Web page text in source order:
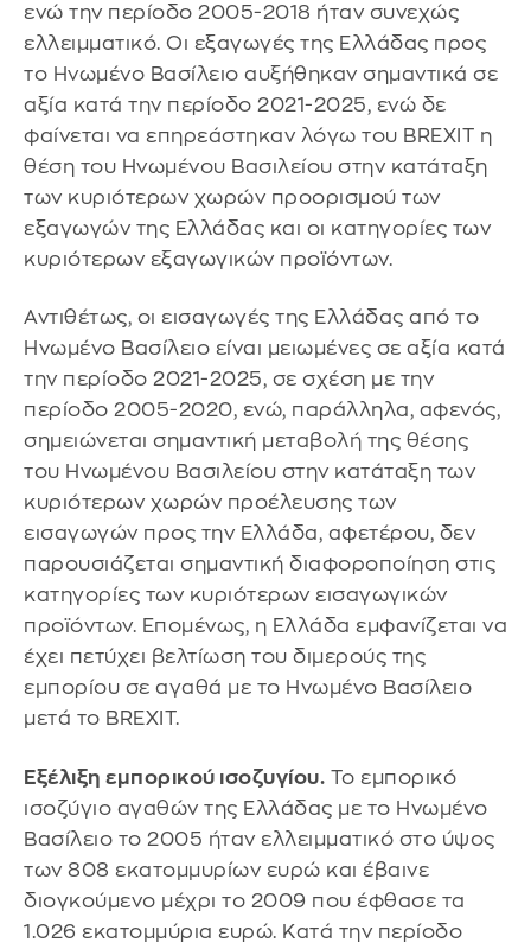
ενώ την περίοδο 2005-2018 ήταν συνεχώς
ελλειμματικό. Οι εξαγωγές της Ελλάδας προς
το Ηνωμένο Βασίλειο αυξήθηκαν σημαντικά σε
αξία κατά την περίοδο 2021-2025, ενώ δε
φαίνεται να επηρεάστηκαν λόγω του BREXIT η
θέση του Ηνωμένου Βασιλείου στην κατάταξη
των κυριότερων χωρών προορισμού των
εξαγωγών της Ελλάδας και οι κατηγορίες των
κυριότερων εξαγωγικών προϊόντων.
Αντιθέτως, οι εισαγωγές της Ελλάδας από το
Ηνωμένο Βασίλειο είναι μειωμένες σε αξία κατά
την περίοδο 2021-2025, σε σχέση με την
περίοδο 2005-2020, ενώ, παράλληλα, αφενός,
σημειώνεται σημαντική μεταβολή της θέσης
του Ηνωμένου Βασιλείου στην κατάταξη των
κυριότερων χωρών προέλευσης των
εισαγωγών προς την Ελλάδα, αφετέρου, δεν
παρουσιάζεται σημαντική διαφοροποίηση στις
κατηγορίες των κυριότερων εισαγωγικών
προϊόντων. Επομένως, η Ελλάδα εμφανίζεται να
έχει πετύχει βελτίωση του διμερούς της
εμπορίου σε αγαθά με το Ηνωμένο Βασίλειο
μετά το BREXIT.
Εξέλιξη εμπορικού ισοζυγίου. Το εμπορικό
ισοζύγιο αγαθών της Ελλάδας με το Ηνωμένο
Βασίλειο το 2005 ήταν ελλειμματικό στο ύψος
των 808 εκατομμυρίων ευρώ και έβαινε
διογκούμενο μέχρι το 2009 που έφθασε τα
1.026 εκατομμύρια ευρώ. Κατά την περίοδο